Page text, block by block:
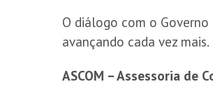
O diálogo com o
avançando cada vez mais.
ASCOM – Assessoria de